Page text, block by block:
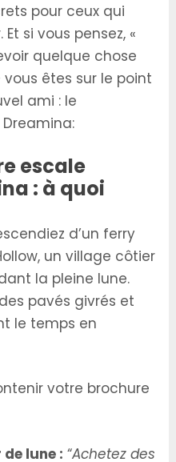
pour ceux qui
si vous pensez, «
quelque chose
êtes sur le point
ami : le
escale
: à quoi
d’un ferry
un village côtier
la pleine lune.
pavés givrés et
le temps en
votre brochure
lune : “Achetez des